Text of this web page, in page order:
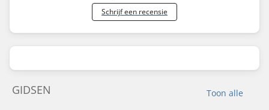
Schrijf een recensie
Toon alle
GIDSEN